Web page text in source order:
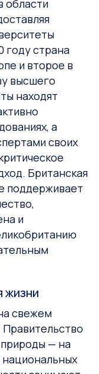
области
году страна
и второе в
высшего
находят
а
своих
Британская
поддерживает
и
жизни
свежем
— на
национальных